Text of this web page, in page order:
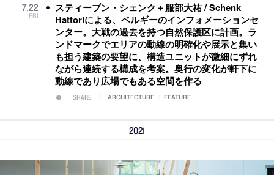
7.22
FRI
スティーブン・シェンク＋服部大祐 / Schenk
Hattoriによる、ベルギーのインフォメーションセ
ンター。大戦の過去を持つ自然保護区に計画。ラ
ンドマークでエリアの動線の明確化や展示と集い
も担う建築の要望に、構造ユニットが微細にずれ
ながら連続する構成を考案。奥行の変化が軒下に
動線であり広場でもある空間を作る
SHARE ARCHITECTURE FEATURE
2021